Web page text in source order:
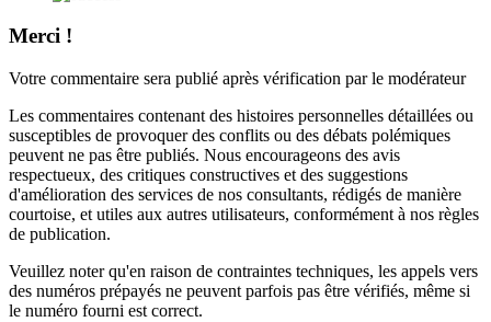
Merci !
Votre commentaire sera publié après vérification par le modérateur
Les commentaires contenant des histoires personnelles détaillées ou
susceptibles de provoquer des conflits ou des débats polémiques
peuvent ne pas être publiés. Nous encourageons des avis
respectueux, des critiques constructives et des suggestions
d'amélioration des services de nos consultants, rédigés de manière
courtoise, et utiles aux autres utilisateurs, conformément à nos règles
de publication.
Veuillez noter qu'en raison de contraintes techniques, les appels vers
des numéros prépayés ne peuvent parfois pas être vérifiés, même si
le numéro fourni est correct.